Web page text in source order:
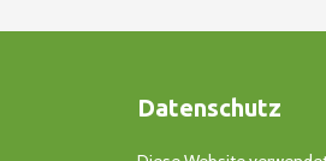
Datenschutz